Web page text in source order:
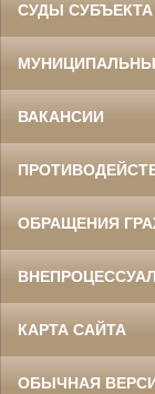
СУДЫ
ВАКАНСИИ
ОБРАЩЕНИЯ
КАРТА САЙТА
ОБЫЧНАЯ